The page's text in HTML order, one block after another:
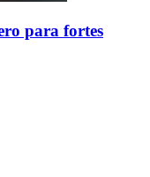
para fortes